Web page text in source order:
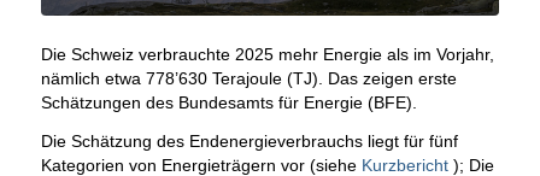
Die Schweiz verbrauchte 2025 mehr Energie als im Vorjahr,
nämlich etwa 778’630 Terajoule (TJ). Das zeigen erste
Schätzungen des Bundesamts für Energie (BFE).
Die Schätzung des Endenergieverbrauchs liegt für fünf
Kategorien von Energieträgern vor (siehe Kurzbericht ); Die